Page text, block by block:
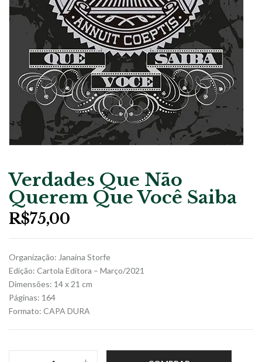
Verdades Que Não
Querem Que Você Saiba
R$75,00
Organização: Janaina Storfe
Edição: Cartola Editora – Março/2021
Dimensões: 14 x 21 cm
Páginas: 164
Formato: CAPA DURA